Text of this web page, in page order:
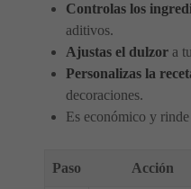
Controlas los
aditivos.
Ajustas el dulzor a
Personalizas la
decoraciones.
Es económico y
Paso Acción